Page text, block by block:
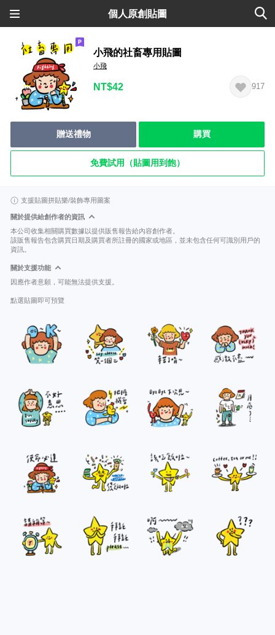
個人原創貼圖
小飛的社畜專用貼圖
小飛
NT$42 917
贈送禮物 購買
免費試用（貼圖用到飽）
支援貼圖拼貼樂/裝飾專用圖案
關於提供給創作者的資訊
本公司收集相關購買數據以提供販售報告給內容創作者。
該販售報告包含購買日期及購買者所註冊的國家或地區，並未包含任何可識別用戶的
資訊。
關於支援功能
因應作者意願，可能無法提供支援。
點選貼圖即可預覽